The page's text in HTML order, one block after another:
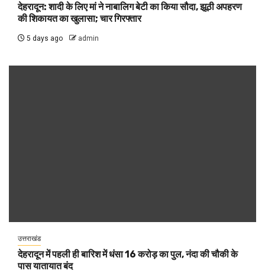
देहरादून: शादी के लिए मां ने नाबालिग बेटी का किया सौदा, झूठी अपहरण
की शिकायत का खुलासा; चार गिरफ्तार
5 days ago admin
उत्तराखंड
देहरादून में पहली ही बारिश में धंसा 16 करोड़ का पुल, नंदा की चौकी के
पास यातायात बंद